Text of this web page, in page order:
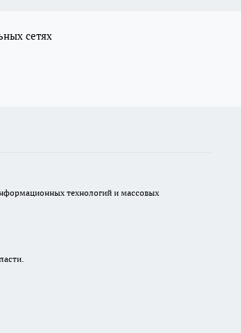
сетях
технологий и массовых